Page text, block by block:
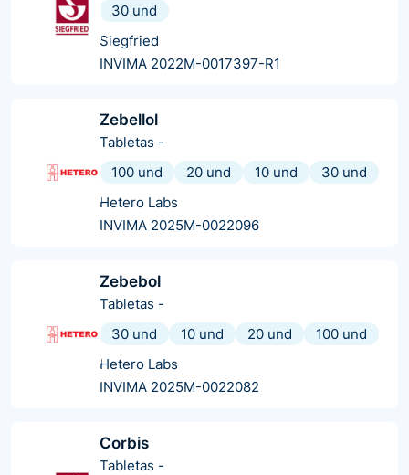
30 und
Siegfried
INVIMA 2022M-0017397-R1
Zebellol
Tabletas -
100 und
20 und 10 und
30 und
Hetero Labs
INVIMA 2025M-0022096
Zebebol
Tabletas -
30 und
10 und 20 und
100 und
Hetero Labs
INVIMA 2025M-0022082
Corbis
Tabletas -